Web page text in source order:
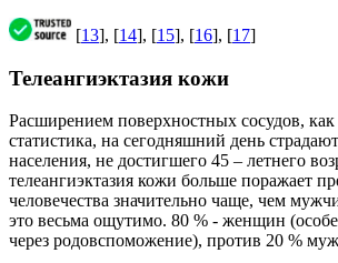
[13], [14], [15], [16], [17]
Телеангиэктазия кожи
Расширением поверхностных сосудов, как
статистика, на сегодняшний день
населения, не достигшего 45 – летнего
телеангиэктазия кожи больше поражает
человечества значительно чаще, чем
это весьма ощутимо. 80 % - женщин
через родовспоможение), против 20 %